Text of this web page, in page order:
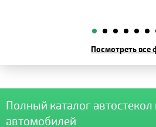
Посмотреть все
Полный каталог автостекол
автомобилей